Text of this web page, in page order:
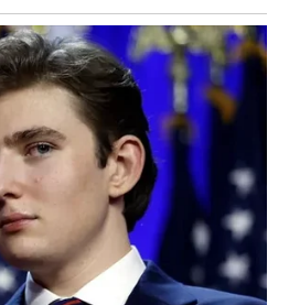
pohvalu ili priznanje za trud koji
Ako ste u vezi, dan je
Slobodni Lavovi mogu
ponosu da vas udalji od